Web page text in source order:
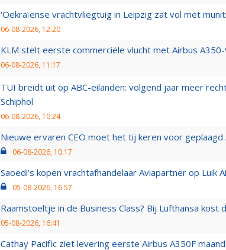
'Oekraïense vrachtvliegtuig in Leipzig zat vol met
06-08-2026, 12:20
KLM stelt eerste commerciële vlucht met Airbus
06-08-2026, 11:17
TUI breidt uit op ABC-eilanden: volgend jaar meer
Schiphol
06-08-2026, 10:24
Nieuwe ervaren CEO moet het tij keren voor geplaagd
06-08-2026, 10:17
Saoedi’s kopen vrachtafhandelaar Aviapartner op Luik
05-08-2026, 16:57
Raamstoeltje in de Business Class? Bij Lufthansa kost
05-08-2026, 16:41
Cathay Pacific ziet levering eerste Airbus A350F